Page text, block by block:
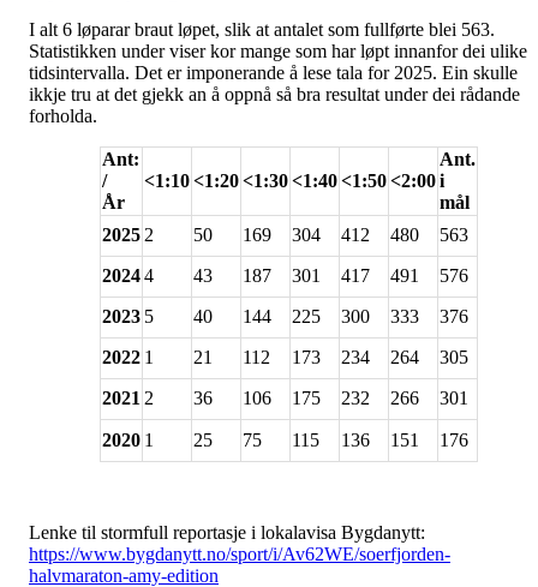
I alt 6 løparar braut løpet, slik at antalet som fullførte blei 563.
Statistikken under viser kor mange som har løpt innanfor dei ulike
tidsintervalla. Det er imponerande å lese tala for 2025. Ein skulle
ikkje tru at det gjekk an å oppnå så bra resultat under dei rådande
forholda.
Ant:
/
År
<1:10 <1:20 <1:30 <1:40 <1:50 <2:00
Ant.
i
mål
2025 2 50 169 304 412 480
563
2024 4 43 187 301 417 491
576
2023 5 40 144 225 300 333
376
2022 1 21 112 173 234 264
305
2021 2 36 106 175 232 266 301
2020 1 25 75 115 136 151 176
Lenke til stormfull reportasje i lokalavisa Bygdanytt:
https://www.bygdanytt.no/sport/i/Av62WE/soerfjorden-
halvmaraton-amy-edition